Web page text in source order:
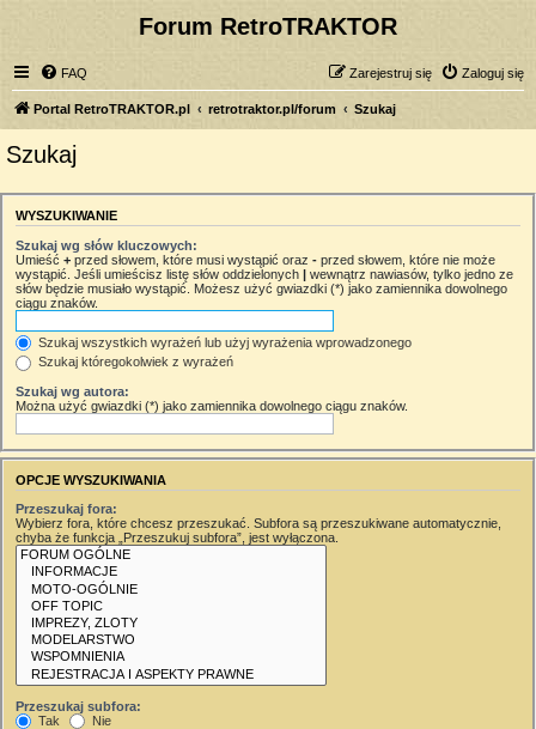
Forum RetroTRAKTOR
FAQ Zaloguj się
Zarejestruj się
Portal RetroTRAKTOR.pl retrotraktor.pl/forum Szukaj
Szukaj
WYSZUKIWANIE
Szukaj wg słów kluczowych:
Umieść + przed słowem, które musi wystąpić oraz - przed słowem, które nie może
wystąpić. Jeśli umieścisz listę słów oddzielonych | wewnątrz nawiasów, tylko jedno ze
słów będzie musiało wystąpić. Możesz użyć gwiazdki (*) jako zamiennika dowolnego
ciągu znaków.
Szukaj wszystkich wyrażeń lub użyj wyrażenia wprowadzonego
Szukaj któregokolwiek z wyrażeń
Szukaj wg autora:
Można użyć gwiazdki (*) jako zamiennika dowolnego ciągu znaków.
OPCJE WYSZUKIWANIA
Przeszukaj fora:
Wybierz fora, które chcesz przeszukać. Subfora są przeszukiwane automatycznie,
chyba że funkcja „Przeszukuj subfora”, jest wyłączona.
Przeszukaj subfora:
Tak
Nie